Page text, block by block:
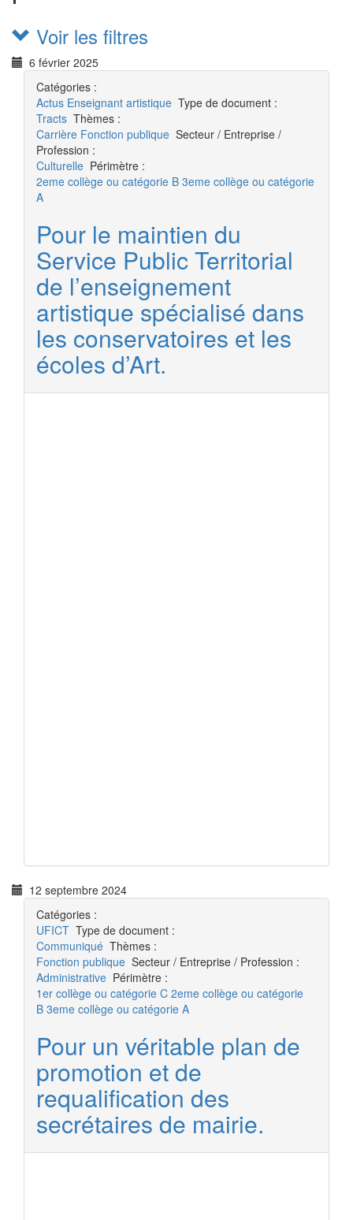
Voir les filtres
6 février 2025
Catégories :
Actus Enseignant artistique Type de document :
Tracts Thèmes :
Carrière Fonction publique Secteur / Entreprise /
Profession :
Culturelle Périmètre :
2eme collège ou catégorie B 3eme collège ou catégorie
A
Pour le maintien du
Service Public Territorial
de l’enseignement
artistique spécialisé dans
les conservatoires et les
écoles d’Art.
12 septembre 2024
Catégories :
UFICT Type de document :
Communiqué Thèmes :
Fonction publique Secteur / Entreprise / Profession :
Administrative Périmètre :
1er collège ou catégorie C 2eme collège ou catégorie
B 3eme collège ou catégorie A
Pour un véritable plan de
promotion et de
requalification des
secrétaires de mairie.